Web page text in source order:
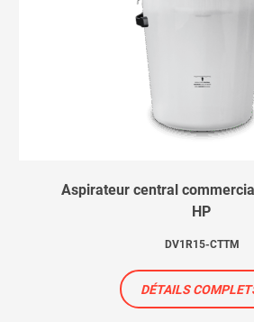
Aspirateur central
HP
DV1R15-CTTM
DÉTAILS